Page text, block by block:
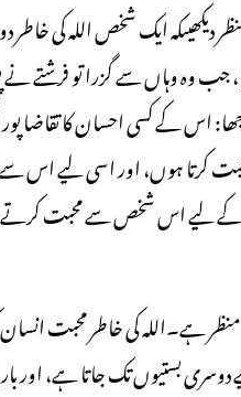
دیکھیںکہ ایک شخص اللہ کی
جب وہ وہاں سے گزرا تو فرشتے
اس کے کسی احسان کا تقاضا
کرتا ہوں، اور اسی لیے اس
کے لیے اس شخص سے محبت
ہے۔اللہ کی خاطر محبت
بستیوں تک جاتا ہے، اور